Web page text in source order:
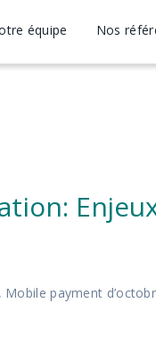
équipe Nos
payment